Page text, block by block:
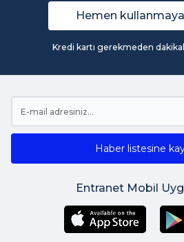
Hemen kullanmaya
Kredi kartı gerekmeden
Haber listesine
Entranet Mobil